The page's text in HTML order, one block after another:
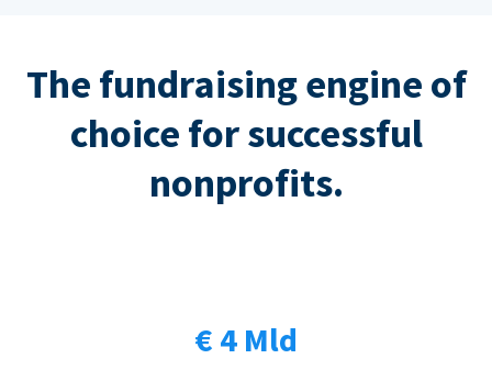
The fundraising engine of
choice for successful
nonprofits.
€ 4 Mld